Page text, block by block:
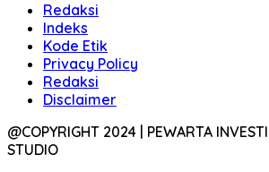
Redaksi
Indeks
Kode Etik
Privacy Policy
Redaksi
Disclaimer
@COPYRIGHT 2024 | PEWARTA
STUDIO